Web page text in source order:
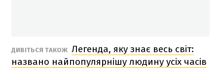
ДИВІТЬСЯ ТАКОЖ Легенда, яку знає весь світ:
названо найпопулярнішу людину усіх часів